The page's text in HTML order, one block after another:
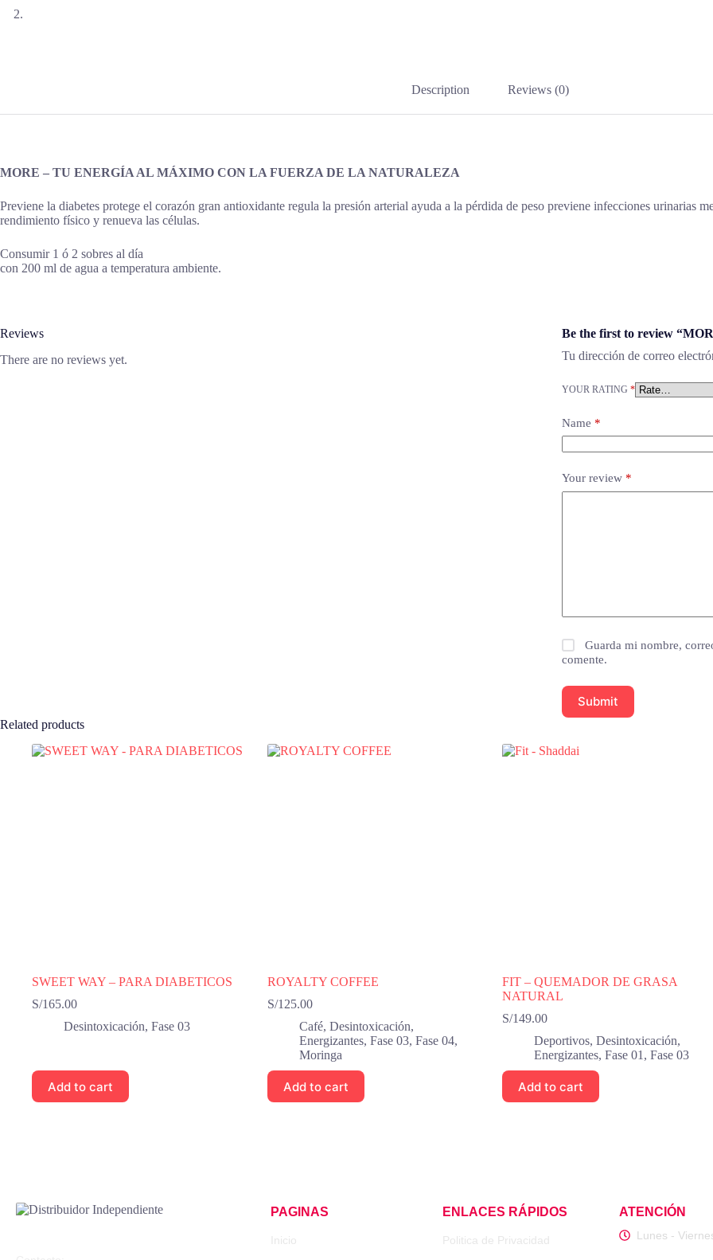
Description Reviews (0)
MORE – TU ENERGÍA AL MÁXIMO CON LA FUERZA DE LA NATURALEZA
Previene la diabetes protege el corazón gran antioxidante regula la presión arterial ayuda a la pérdida de peso previene infecciones urinarias
rendimiento físico y renueva las células.
Consumir 1 ó 2 sobres al día
con 200 ml de agua a temperatura ambiente.
Reviews
There are no reviews yet.
Be the first to review
Tu dirección de correo
YOUR RATING *
Name *
Your review *
Guarda mi nombre,
comente.
Submit
Related products
SWEET WAY – PARA DIABETICOS
S/165.00
Desintoxicación, Fase 03
Add to cart
ROYALTY COFFEE
S/125.00
Café, Desintoxicación,
Energizantes, Fase 03, Fase 04,
Moringa
Add to cart
FIT – QUEMADOR DE GRASA
NATURAL
S/149.00
Deportivos, Desintoxicación,
Energizantes, Fase 01 , Fase 03
Add to cart
PAGINAS
Inicio
ENLACES RÁPIDOS
Politica de Privacidad
ATENCIÓN
Lunes -